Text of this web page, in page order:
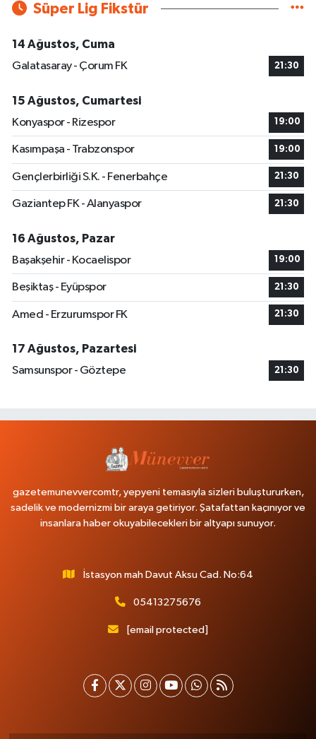
Süper Lig Fikstür
14 Ağustos, Cuma
Galatasaray - Çorum FK
21:30
15 Ağustos, Cumartesi
Konyaspor - Rizespor
19:00
Kasımpaşa - Trabzonspor 19:00
Gençlerbirliği S.K. - Fenerbahçe 21:30
Gaziantep FK - Alanyaspor 21:30
16 Ağustos, Pazar
Başakşehir - Kocaelispor
19:00
Beşiktaş - Eyüpspor 21:30
Amed - Erzurumspor FK 21:30
17 Ağustos, Pazartesi
Samsunspor - Göztepe
21:30
gazetemunevvercomtr, yepyeni temasıyla sizleri buluştururken,
sadelik ve modernizmi bir araya getiriyor. Şatafattan kaçınıyor ve
insanlara haber okuyabilecekleri bir altyapı sunuyor.
İstasyon mah Davut Aksu Cad. No:64
05413275676
[email protected]